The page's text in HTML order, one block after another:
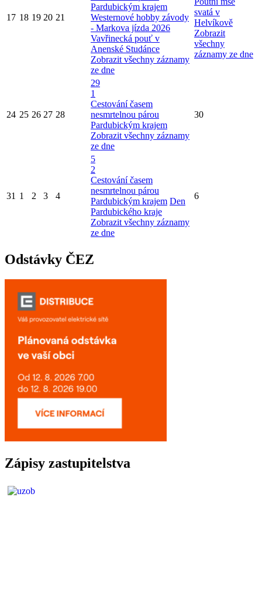
17 18 19 20 21
Pardubickým krajem
Westernové hobby závody
- Markova jízda 2026
Vavřinecká pouť v
Anenské Studánce
Zobrazit všechny záznamy
ze dne
svatá v
Helvíkově
Zobrazit
všechny
záznamy ze dne
24 25 26 27 28
29
1
Cestování časem
nesmrtelnou párou
Pardubickým krajem
Zobrazit všechny záznamy
ze dne
30
31 1 2 3 4
5
2
Cestování časem
nesmrtelnou párou
Pardubickým krajem Den
Pardubického kraje
Zobrazit všechny záznamy
ze dne
6
Odstávky ČEZ
Zápisy zastupitelstva